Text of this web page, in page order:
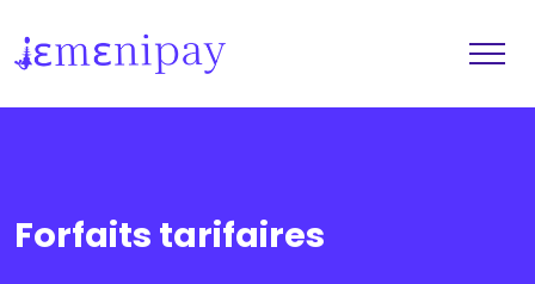
Forfaits tarifaires